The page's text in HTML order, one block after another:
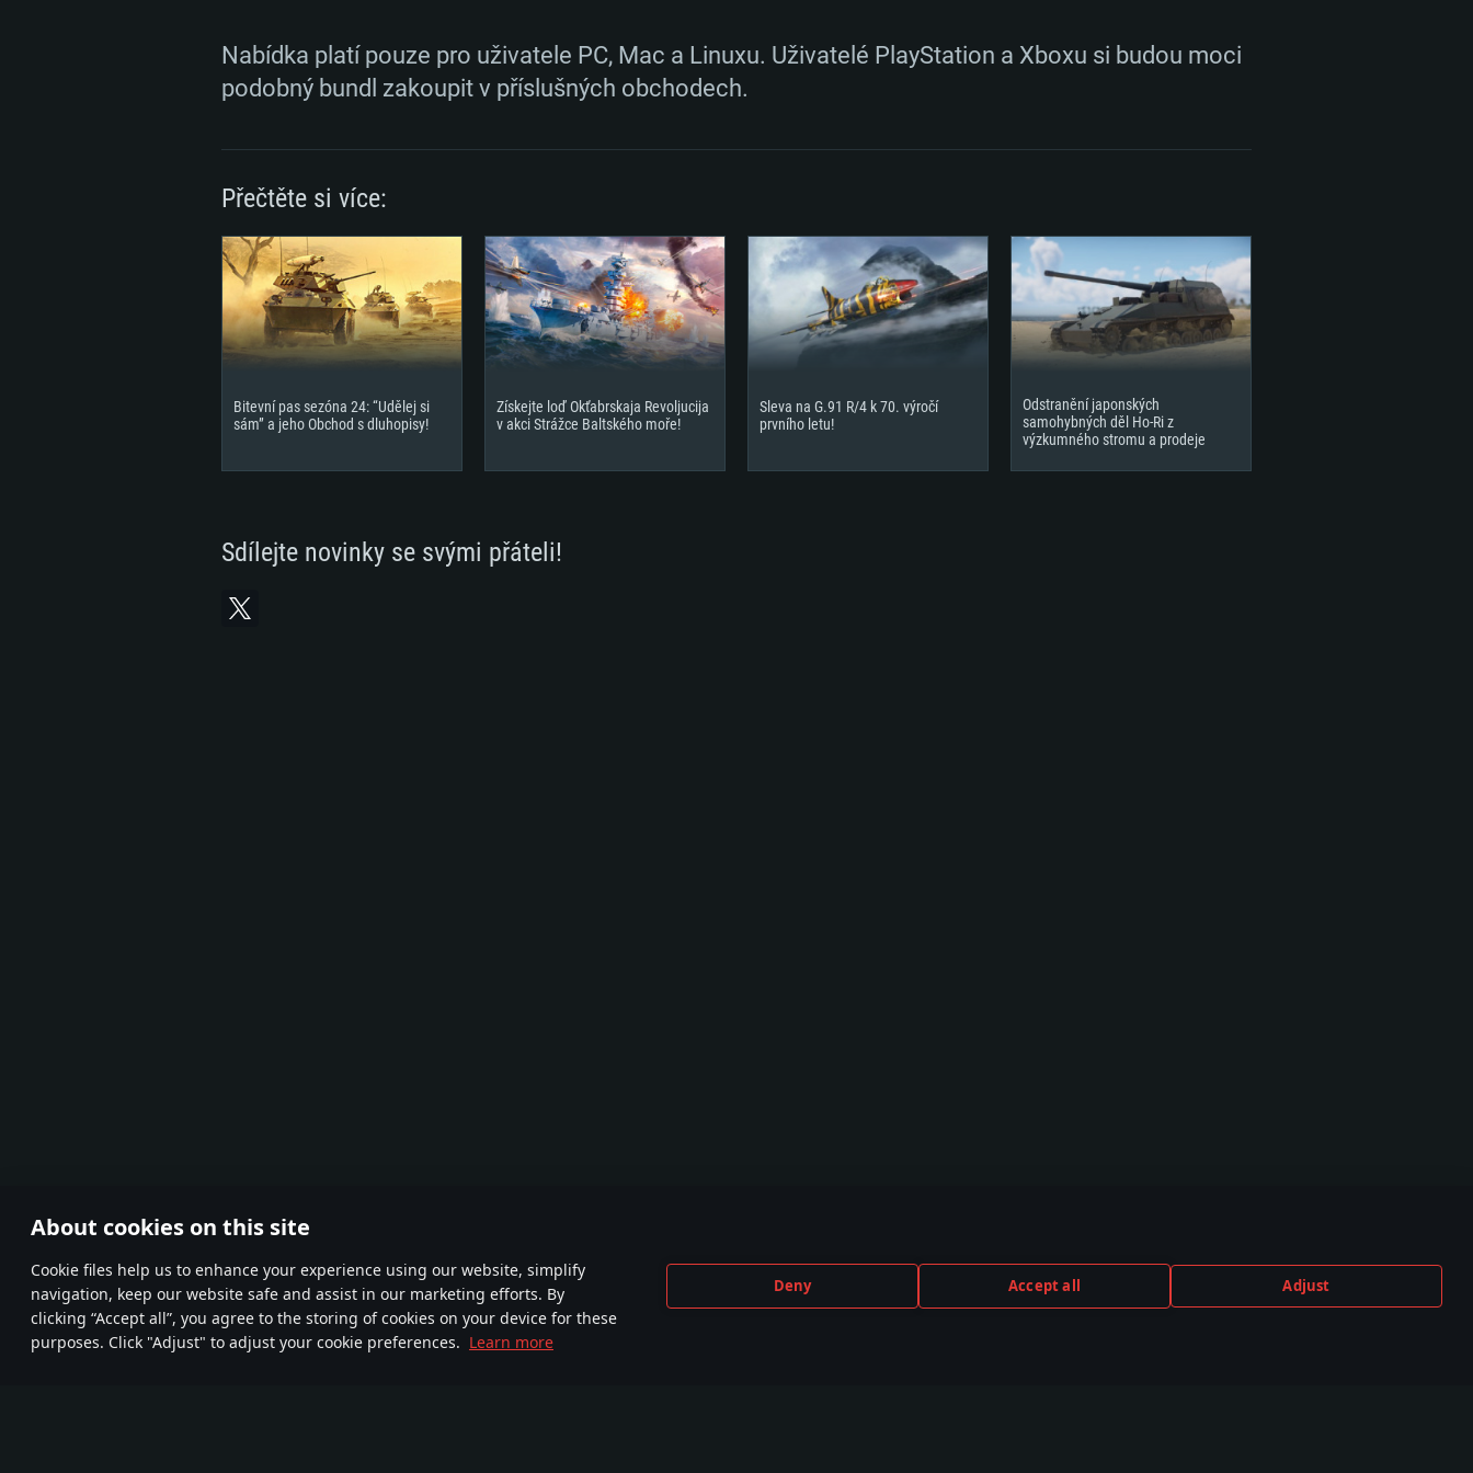
About cookies on this site
Сookie files help us to enhance your experience using our website, simplify
navigation, keep our website safe and assist in our marketing efforts. By
clicking “Accept all”, you agree to the storing of cookies on your device for these
purposes. Click "Adjust" to adjust your cookie preferences. Learn more
Deny Accept all Adjust
Nabídka platí pouze pro uživatele PC, Mac a Linuxu. Uživatelé PlayStation a Xboxu si budou moci
podobný bundl zakoupit v příslušných obchodech.
Přečtěte si více:
Bitevní pas sezóna 24: “Udělej si
sám” a jeho Obchod s dluhopisy!
Získejte loď Okťabrskaja Revoljucija
v akci Strážce Baltského moře!
Sleva na G.91 R/4 k 70. výročí
prvního letu!
Odstranění japonských
samohybných děl Ho-Ri z
výzkumného stromu a prodeje
Sdílejte novinky se svými přáteli!